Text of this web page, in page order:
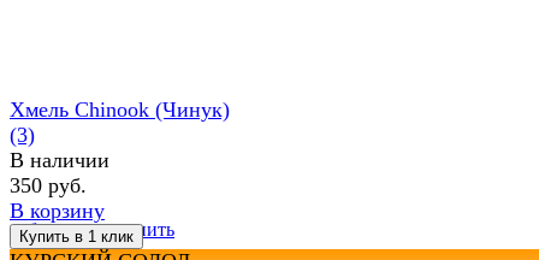
избранное сравнить
Хмель Chinook (Чинук)
(3)
В наличии
350 руб.
В корзину